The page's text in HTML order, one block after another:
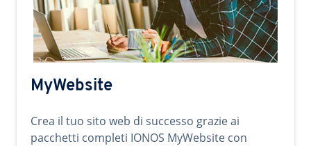
MyWebsite
Crea il tuo sito web di successo grazie ai
pacchetti completi IONOS MyWebsite con